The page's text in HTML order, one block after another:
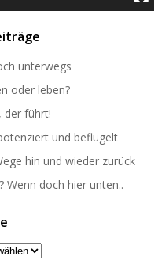
unterwegs
oder leben?
der führt!
und beflügelt
hin und wieder zurück
Wenn doch hier unten..